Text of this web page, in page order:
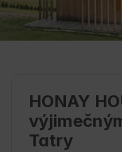
HONAY
Tatry